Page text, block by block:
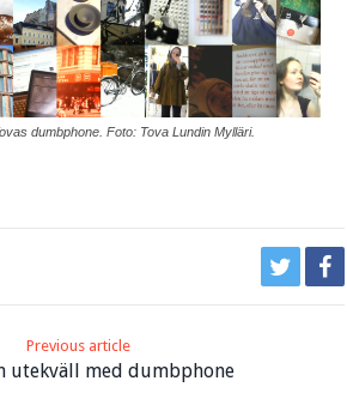
dumbphone. Foto: Tova Lundin Mylläri.
Previous article
utekväll med dumbphone